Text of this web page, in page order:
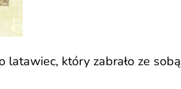
latawiec, który zabrało ze sobą